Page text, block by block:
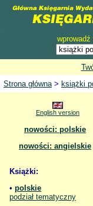
Strona główna> książki
English version
nowości: polskie
nowości: angielskie
Książki:
• polskie
podział tematyczny